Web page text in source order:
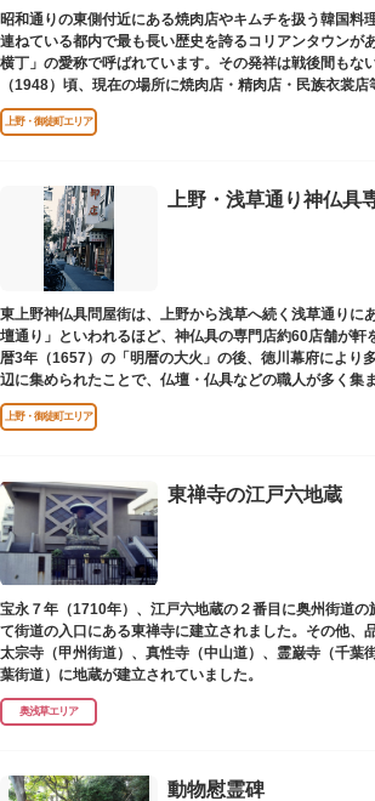
昭和通りの東側付近にある焼肉店やキムチを扱う韓国料
連ねている都内で最も長い歴史を誇るコリアンタウンが
横丁」の愛称で呼ばれています。その発祥は戦後間もな
（1948）頃、現在の場所に焼肉店・精肉店・民族衣裳
端を発しています。
上野・御徒町エリア
上野・浅草通り神仏具
東上野神仏具問屋街は、上野から浅草へ続く浅草通りに
壇通り」といわれるほど、神仏具の専門店約60店舗が軒
暦3年（1657）の「明暦の大火」の後、徳川幕府により
辺に集められたことで、仏壇・仏具などの職人が多く集
た。
上野・御徒町エリア
東禅寺の江戸六地蔵
宝永７年（1710年）、江戸六地蔵の２番目に奥州街道の
て街道の入口にある東禅寺に建立されました。その他、
太宗寺（甲州街道）、真性寺（中山道）、霊巌寺（千葉
葉街道）に地蔵が建立されていました。
奥浅草エリア
動物慰霊碑